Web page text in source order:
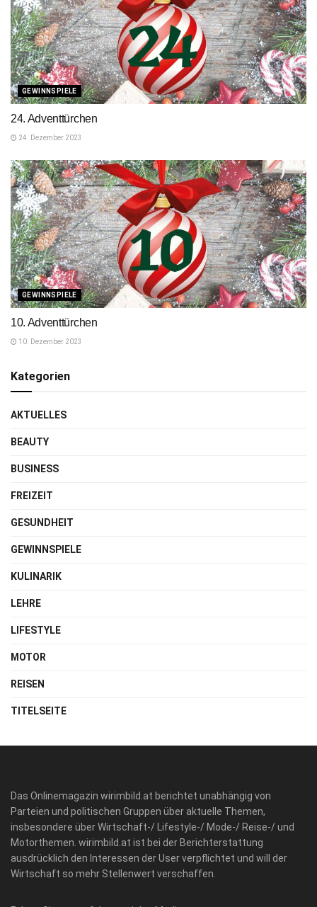
GEWINNSPIELE
24. Adventtürchen
24. Dezember 2023
GEWINNSPIELE
10. Adventtürchen
10. Dezember 2023
Kategorien
AKTUELLES
BEAUTY
BUSINESS
FREIZEIT
GESUNDHEIT
GEWINNSPIELE
KULINARIK
LEHRE
LIFESTYLE
MOTOR
REISEN
TITELSEITE
Das Onlinemagazin wirimbild.at berichtet unabhängig von
Parteien und politischen Gruppen über aktuelle Themen,
insbesondere über Wirtschaft-/ Lifestyle-/ Mode-/ Reise-/ und
Motorthemen. wirimbild.at ist bei der Berichterstattung
ausdrücklich den Interessen der User verpflichtet und will der
Wirtschaft so mehr Stellenwert verschaffen.